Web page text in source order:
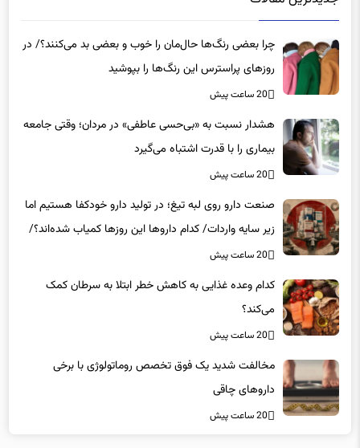
چرا بعضی رنگ‌ها حال‌مان را خوب و بعضی بد می‌کنند؟/ در
روزهای پراسترس این رنگ‌ها را بپوشید
20 ساعت پیش
هشدار نسبت به «بی‌حسی عاطفی» در مردان؛ وقتی جامعه
بیماری را با قدرت اشتباه می‌گیرد
20 ساعت پیش
صنعت دارو روی لبه تیغ؛ در تولید دارو خودکفا هستیم اما
زیر سایه واردات/ کدام داروها این روزها کمیاب شده‌اند؟/
«کشور سه ماه ذخیره دارویی دارد»
20 ساعت پیش
کدام وعده غذایی به کاهش خطر ابتلا به سرطان کمک
می‌کند؟
20 ساعت پیش
مخالفت شدید یک فوق تخصص روماتولوژی با برخی
داروهای چاقی
20 ساعت پیش